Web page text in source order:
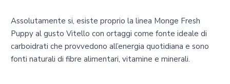
Assolutamente si, esiste proprio la linea Monge Fresh
Puppy al gusto Vitello con ortaggi come fonte ideale di
carboidrati che provvedono all’energia quotidiana e sono
fonti naturali di fibre alimentari, vitamine e minerali.